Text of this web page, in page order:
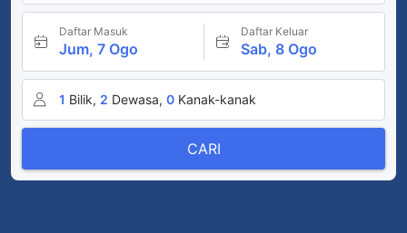
Daftar Masuk
Jum, 7 Ogo
Daftar Keluar
Sab, 8 Ogo
1 Bilik, 2 Dewasa, 0 Kanak-kanak
CARI